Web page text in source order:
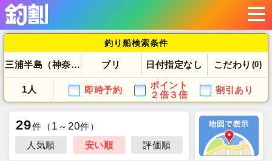
釣り船検索条件
三浦半島（神奈川県） ブリ 日付指定なし こだわり (0)
1人 即時予約
ポイント
２倍３倍
割引あり
29件 （ 1 ～ 20件）
人気順
安い順 評価順